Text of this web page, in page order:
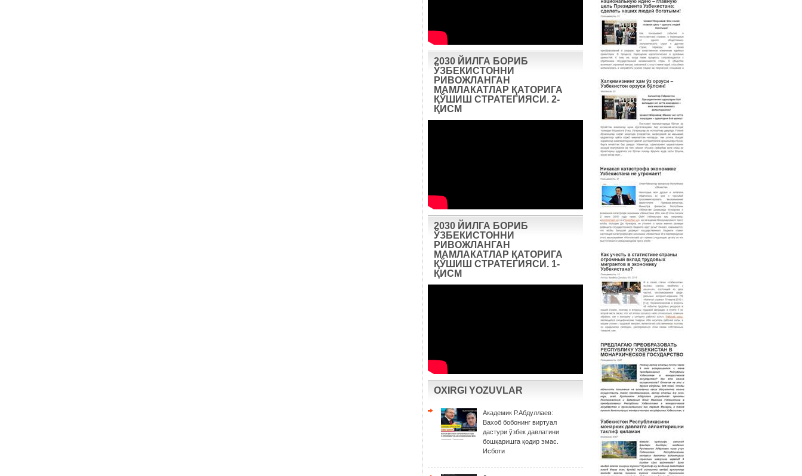
2030 ЙИЛГА БОРИБ
ЎЗБЕКИСТОННИ
РИВОЖЛАНГАН
МАМЛАКАТЛАР ҚАТОРИГА
ҚЎШИШ СТРАТЕГИЯСИ. 2-
ҚИСМ
2030 ЙИЛГА БОРИБ
ЎЗБЕКИСТОННИ
РИВОЖЛАНГАН
МАМЛАКАТЛАР ҚАТОРИГА
ҚЎШИШ СТРАТЕГИЯСИ. 1-
ҚИСМ
OXIRGI YOZUVLAR
Академик Р.Абдуллаев:
Вахоб бобонинг виртуал
дастури ўзбек давлатини
бошқаришга қодир эмас.
Исботи